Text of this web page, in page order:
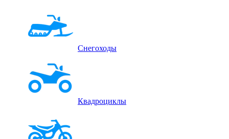
Снегоходы
Квадроциклы